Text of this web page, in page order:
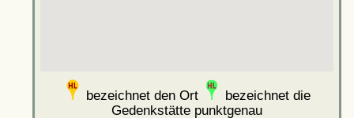
bezeichnet den Ort
bezeichnet die
Gedenkstätte punktgenau